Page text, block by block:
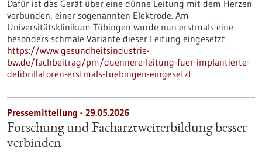
Dafür ist das Gerät über eine dünne Leitung mit dem Herzen
verbunden, einer sogenannten Elektrode. Am
Universitätsklinikum Tübingen wurde nun erstmals eine
besonders schmale Variante dieser Leitung eingesetzt.
https://www.gesundheitsindustrie-
bw.de/fachbeitrag/pm/duennere-leitung-fuer-implantierte-
defibrillatoren-erstmals-tuebingen-eingesetzt
Pressemitteilung - 29.05.2026
Forschung und Facharztweiterbildung besser
verbinden